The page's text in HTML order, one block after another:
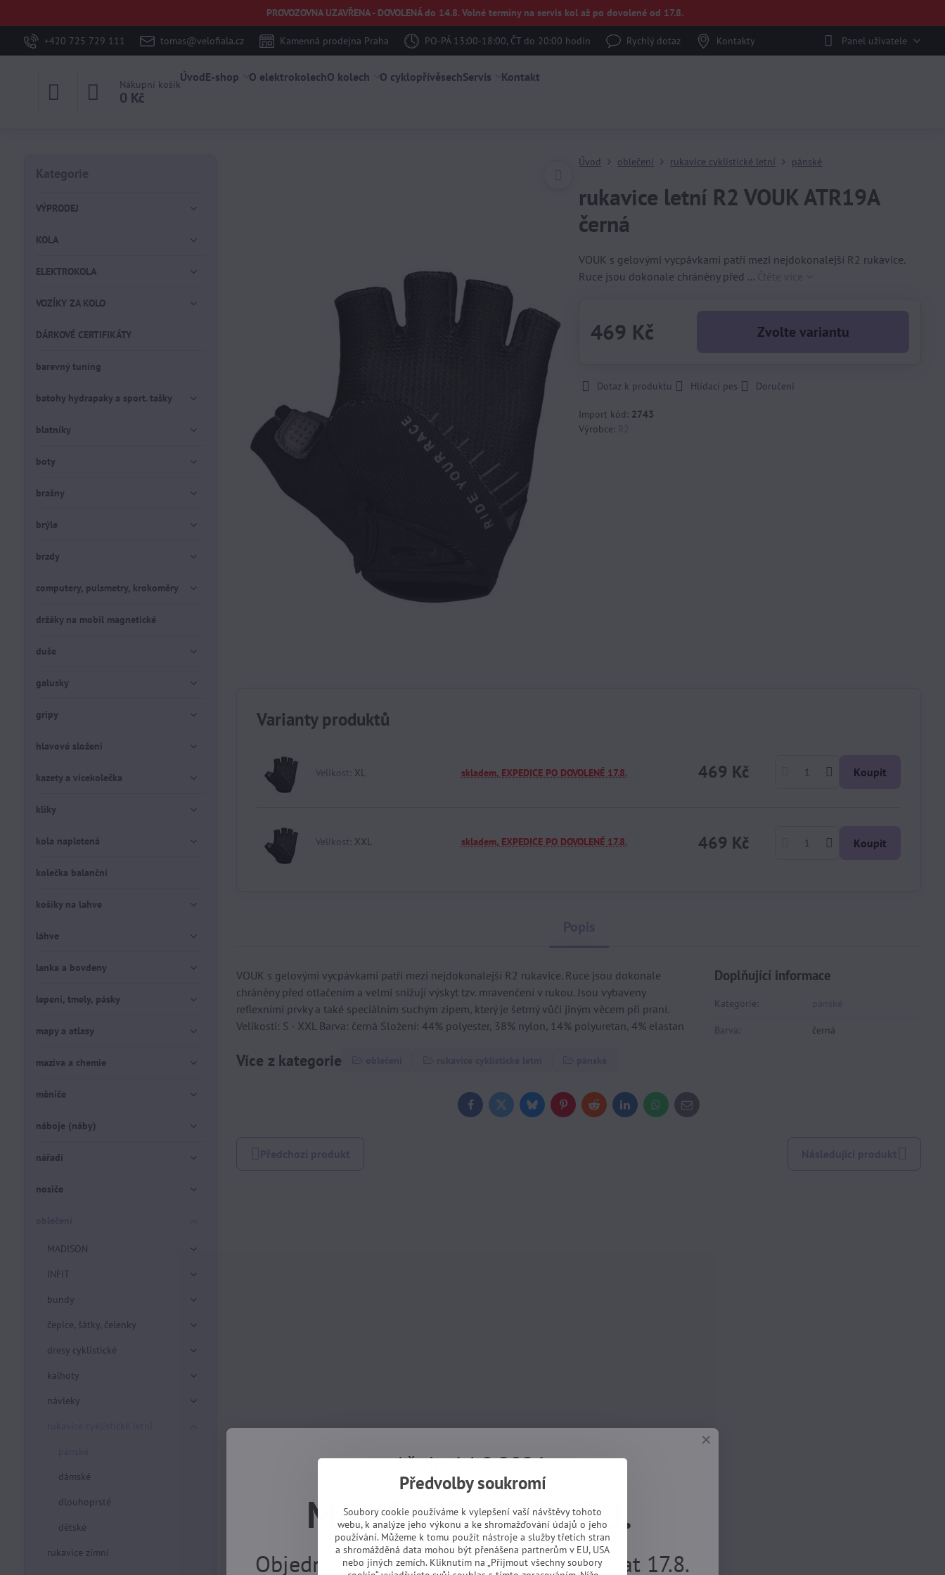
PROVOZOVNA UZAVŘENA - DOVOLENÁ do 14.8. Volné termíny na servis kol až po dovolené od 17.8.
+420 725 729 111 tomas@velofiala.cz Kamenná prodejna Praha PO-PÁ 13:00-18:00, ČT do 20:00 hodin Rychlý dotaz Kontakty Panel uživatele
Nákupní košík
0 Kč
ÚvodE-shop O elektrokolechO kolech O cyklopřívěsechServis Kontakt
Úvod oblečení rukavice cyklistické letní pánské
rukavice letní R2 VOUK ATR19A
černá
VOUK s gelovými vycpávkami patří mezi nejdokonalejší R2 rukavice.
Ruce jsou dokonale chráněny před ...
469 Kč Zvolte variantu
Dotaz k produktu Hlídací pes Doručení
Import kód: 2743
Výrobce:
Varianty produktů
Velikost: XL skladem, EXPEDICE PO DOVOLENÉ 17.8. 469 Kč Koupit
Velikost: XXL skladem, EXPEDICE PO DOVOLENÉ 17.8. 469 Kč Koupit
VOUK s gelovými vycpávkami patří mezi nejdokonalejší R2 rukavice. Ruce jsou dokonale
chráněny před otlačením a velmi snižují výskyt tzv. mravenčení v rukou. Jsou vybaveny
reflexními prvky a také speciálním suchým zipem, který je šetrný vůči jiným věcem při praní.
Velikosti: S - XXL Barva: černá Složení: 44% polyester, 38% nylon, 14% polyuretan, 4% elastan
Více z kategorie
Doplňující informace
Kategorie:
Barva: černá
FacebookTwitterBlueskyPinterestRedditLinkedInWhatsApp
E-
mail
Kategorie
VÝPRODEJ
KOLA
ELEKTROKOLA
VOZÍKY ZA KOLO
DÁRKOVÉ CERTIFIKÁTY
barevný tuning
batohy hydrapaky a sport. tašky
blatníky
boty
brašny
brýle
brzdy
computery, pulsmetry, krokoměry
držáky na mobil magnetické
duše
galusky
gripy
hlavové složení
kazety a vícekolečka
kliky
kola napletená
kolečka balanční
košíky na lahve
láhve
lanka a bovdeny
lepení, tmely, pásky
mapy a atlasy
maziva a chemie
měniče
náboje (náby)
nářadí
nosiče
MADISON
INFIT
bundy
čepice, šátky, čelenky
dresy cyklistické
kalhoty
návleky
dámské
dlouhoprsté
dětské
rukavice zimní
Předvolby soukromí
Soubory cookie používáme k vylepšení vaší návštěvy tohoto
webu, k analýze jeho výkonu a ke shromažďování údajů o jeho
používání. Můžeme k tomu použít nástroje a služby třetích stran
a shromážděná data mohou být přenášena partnerům v EU, USA
nebo jiných zemích. Kliknutím na „Přijmout všechny soubory
Až do 14.8.2026
MÁME DOVOLENOU.
Objednávky z e-shopu budeme vyřizovat 17.8.